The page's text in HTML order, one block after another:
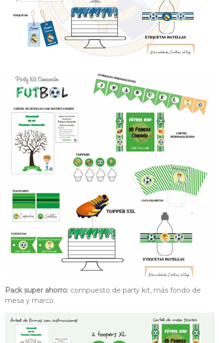
Pack super ahorro: compuesto de party kit, más fondo de
mesa y marco.